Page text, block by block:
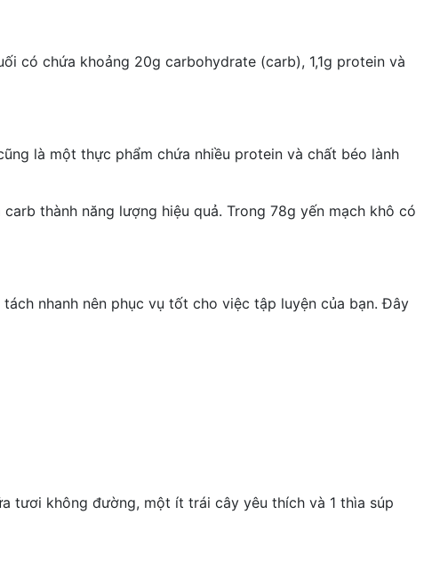
có chứa khoảng 20g carbohydrate (carb), 1,1g protein và
là một thực phẩm chứa nhiều protein và chất béo lành
thành năng lượng hiệu quả. Trong 78g yến mạch khô có
nhanh nên phục vụ tốt cho việc tập luyện của bạn. Đây
tươi không đường, một ít trái cây yêu thích và 1 thìa súp